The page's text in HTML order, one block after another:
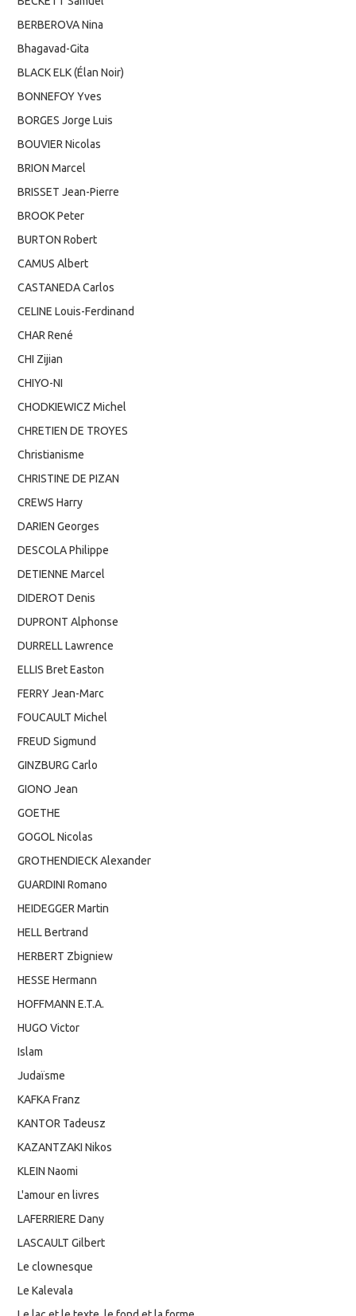
BERBEROVA Nina
Bhagavad-Gita
BLACK ELK (Élan Noir)
BONNEFOY Yves
BORGES Jorge Luis
BOUVIER Nicolas
BRION Marcel
BRISSET Jean-Pierre
BROOK Peter
BURTON Robert
CAMUS Albert
CASTANEDA Carlos
CELINE Louis-Ferdinand
CHAR René
CHI Zijian
CHIYO-NI
CHODKIEWICZ Michel
CHRETIEN DE TROYES
Christianisme
CHRISTINE DE PIZAN
CREWS Harry
DARIEN Georges
DESCOLA Philippe
DETIENNE Marcel
DIDEROT Denis
DUPRONT Alphonse
DURRELL Lawrence
ELLIS Bret Easton
FERRY Jean-Marc
FOUCAULT Michel
FREUD Sigmund
GINZBURG Carlo
GIONO Jean
GOETHE
GOGOL Nicolas
GROTHENDIECK Alexander
GUARDINI Romano
HEIDEGGER Martin
HELL Bertrand
HERBERT Zbigniew
HESSE Hermann
HOFFMANN E.T.A.
HUGO Victor
Islam
Judaïsme
KAFKA Franz
KANTOR Tadeusz
KAZANTZAKI Nikos
KLEIN Naomi
L'amour en livres
LAFERRIERE Dany
LASCAULT Gilbert
Le clownesque
Le Kalevala